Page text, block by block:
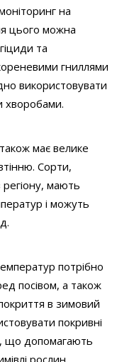
на
цього можна
та
гниллями
використовувати
хворобами.
має велике
Сорти,
регіону, мають
і можуть
потрібно
посівом, а також
в зимовий
покривні
що допомагають
рослин.